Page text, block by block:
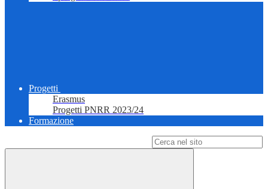
Progetti
Erasmus
Progetti PNRR 2023/24
Formazione